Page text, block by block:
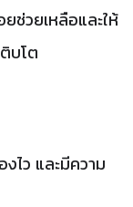
ช่วยเหลือและให้
บโต
ไว และมีความ